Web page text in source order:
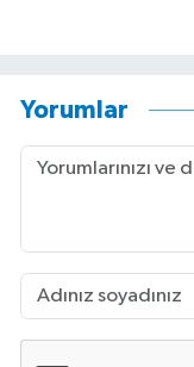
Yorumlar